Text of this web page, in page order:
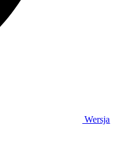
Wersja